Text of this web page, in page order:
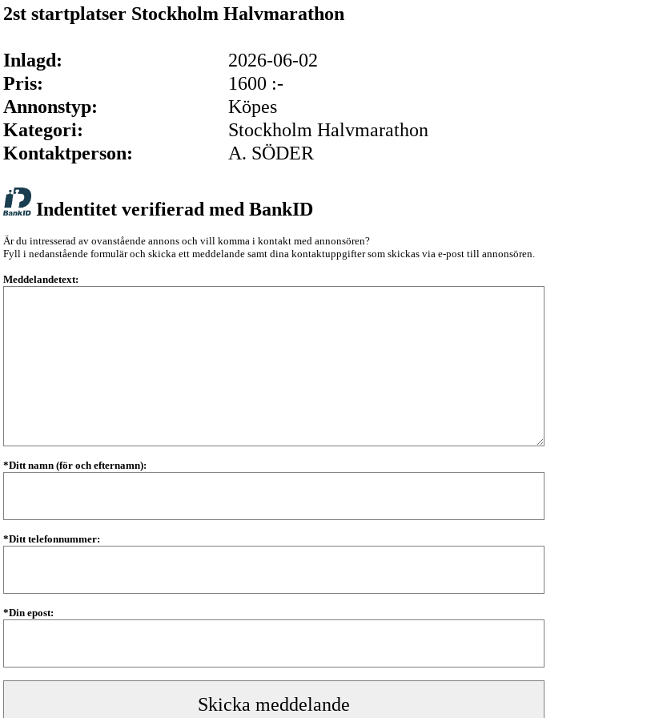
2st startplatser Stockholm Halvmarathon
Inlagd:
2026-06-02
Pris:
1600 :-
Annonstyp:
Köpes
Kategori:
Stockholm Halvmarathon
Kontaktperson:
A. SÖDER
Indentitet verifierad med BankID
Är du intresserad av ovanstående annons och vill komma i kontakt med annonsören?
Fyll i nedanstående formulär och skicka ett meddelande samt dina kontaktuppgifter som skickas via e-post till annonsören.
Meddelandetext:
*Ditt namn (för och efternamn):
*Ditt telefonnummer:
*Din epost: